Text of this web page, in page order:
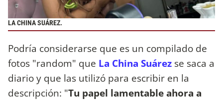
LA CHINA SUÁREZ.
Podría considerarse que es un compilado de
fotos "random" que La China Suárez se saca a
diario y que las utilizó para escribir en la
descripción: "Tu papel lamentable ahora a